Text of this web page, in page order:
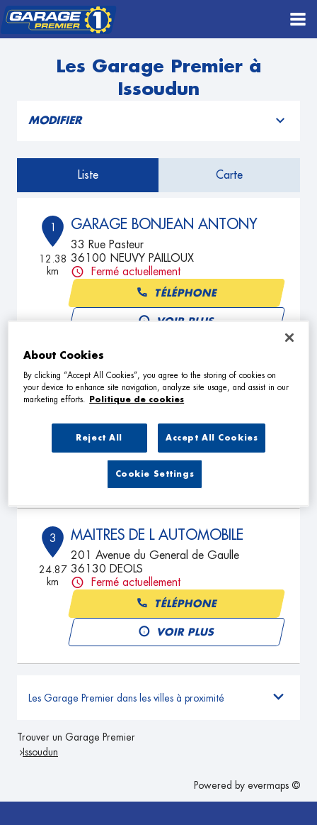
Les Garage Premier à
Issoudun
MODIFIER
Liste Carte
1
12.38
km
GARAGE BONJEAN ANTONY
33 Rue Pasteur
36100 NEUVY PAILLOUX
Fermé actuellement
TÉLÉPHONE
VOIR PLUS
2
km
ML SERVICES
1 Place du Gapion
Fermé aujourd'hui
VOIR PLUS
3
24.87
km
MAITRES DE L AUTOMOBILE
201 Avenue du General de Gaulle
36130 DEOLS
Fermé actuellement
TÉLÉPHONE
VOIR PLUS
Les Garage Premier dans les villes à proximité
Trouver un Garage Premier
Issoudun
Powered by evermaps ©
About Cookies
By clicking “Accept All Cookies”, you agree to the storing of cookies on
your device to enhance site navigation, analyze site usage, and assist in our
marketing efforts.
Politique de cookies
Reject All Accept All Cookies
Cookie Settings